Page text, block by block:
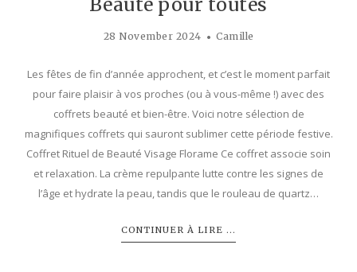
28 November 2024 Camille
Les fêtes de fin d’année approchent, et c’est le moment parfait
pour faire plaisir à vos proches (ou à vous-même !) avec des
coffrets beauté et bien-être. Voici notre sélection de
magnifiques coffrets qui sauront sublimer cette période festive.
Coffret Rituel de Beauté Visage Florame Ce coffret associe soin
et relaxation. La crème repulpante lutte contre les signes de
l’âge et hydrate la peau, tandis que le rouleau de quartz…
CONTINUER À LIRE ...